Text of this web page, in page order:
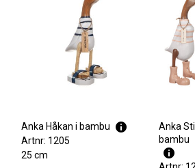
Anka Håkan i bambu
Artnr: 1205
25 cm
Anka
bambu